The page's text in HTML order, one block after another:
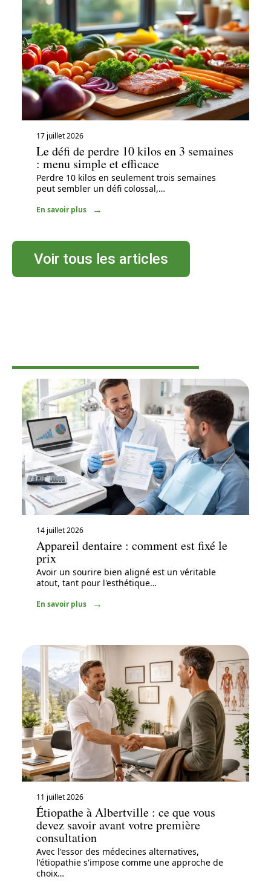
17 juillet 2026
Le défi de perdre 10 kilos en 3 semaines
: menu simple et efficace
Perdre 10 kilos en seulement trois semaines
peut sembler un défi colossal,…
En savoir plus
Voir tous les articles
14 juillet 2026
Appareil dentaire : comment est fixé le
prix
Avoir un sourire bien aligné est un véritable
atout, tant pour l'esthétique…
En savoir plus
11 juillet 2026
Étiopathe à Albertville : ce que vous
devez savoir avant votre première
consultation
Avec l'essor des médecines alternatives,
l'étiopathie s'impose comme une approche de
choix…